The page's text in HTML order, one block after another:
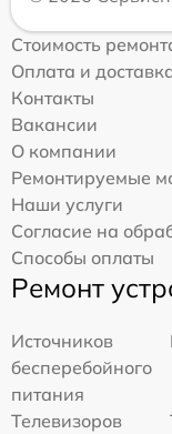
Стоимость
Оплата и
Контакты
Вакансии
О компании
Ремонтируемые
Наши услуги
Согласие на
Способы оплаты
Ремонт
Источников
бесперебойного
питания
Телевизоров